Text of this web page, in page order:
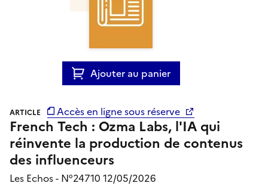
Ajouter au panier
Accès en ligne sous réserve
ARTICLE
French Tech : Ozma Labs, l'IA qui
réinvente la production de contenus
des influenceurs
Les Echos - N°24710 12/05/2026